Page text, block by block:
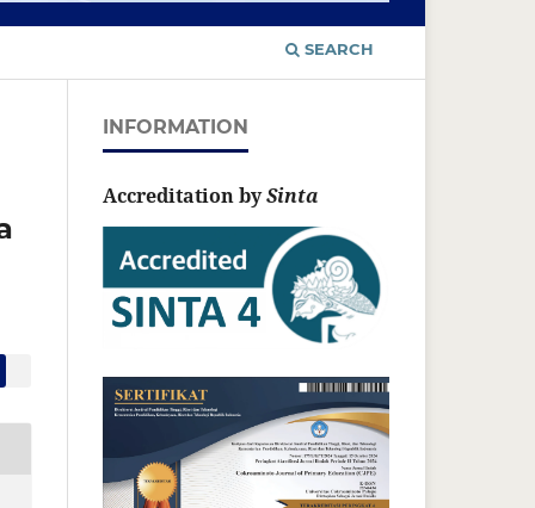
SEARCH
INFORMATION
Accreditation bySinta